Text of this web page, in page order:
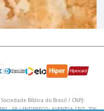
Bíblica do Brasil / CNPJ:
- SP / ENDEREÇO: AVENIDA CECI, 706